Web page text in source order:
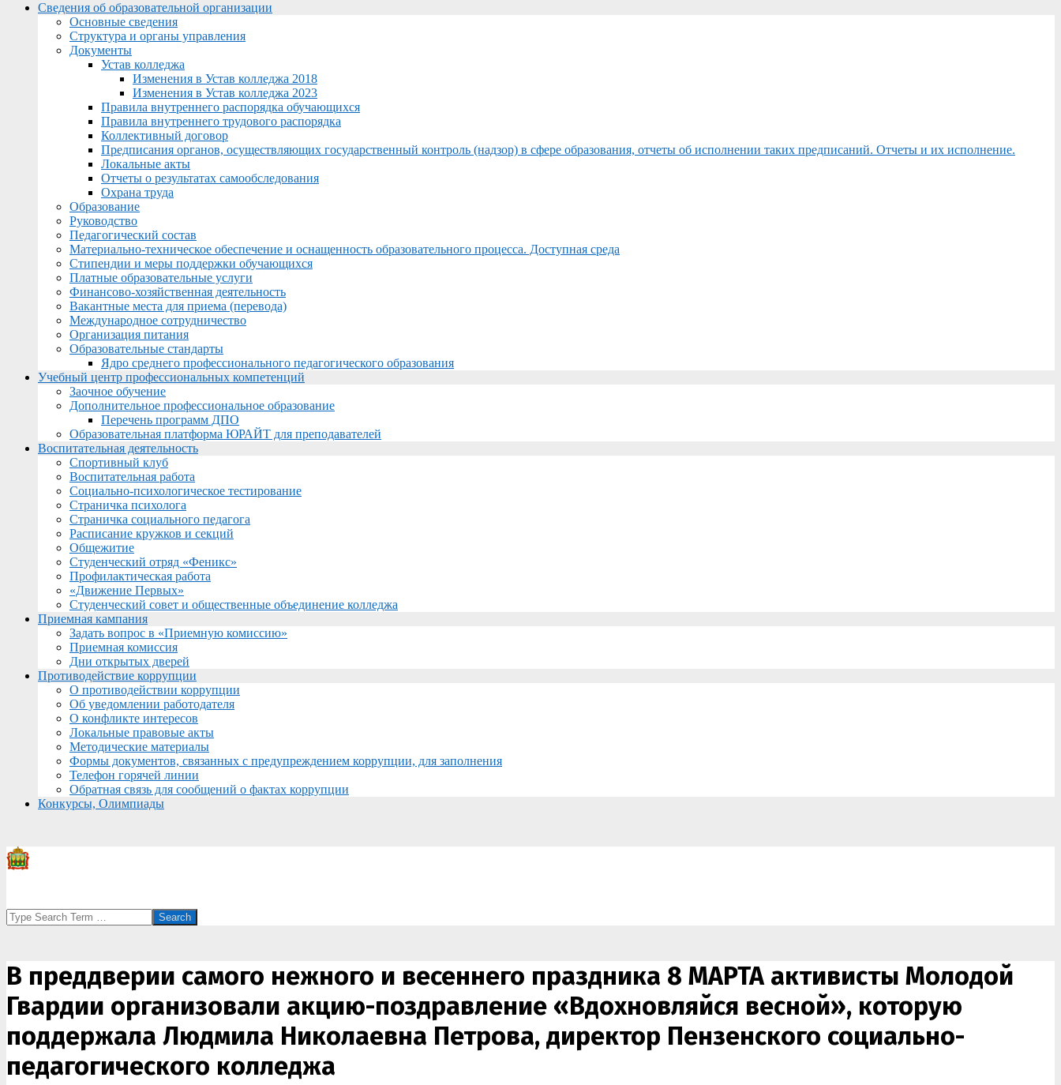
Menu
Сведения об образовательной организации
Основные сведения
Структура и органы управления
Документы
Устав колледжа
Изменения в Устав колледжа 2018
Изменения в Устав колледжа 2023
Правила внутреннего распорядка обучающихся
Правила внутреннего трудового распорядка
Коллективный договор
Предписания органов, осуществляющих государственный контроль (надзор) в сфере образования, отчеты об исполнении таких предписаний. Отчеты и их исполнение.
Локальные акты
Отчеты о результатах самообследования
Охрана труда
Образование
Руководство
Педагогический состав
Материально-техническое обеспечение и оснащенность образовательного процесса. Доступная среда
Стипендии и меры поддержки обучающихся
Платные образовательные услуги
Финансово-хозяйственная деятельность
Вакантные места для приема (перевода)
Международное сотрудничество
Организация питания
Образовательные стандарты
Ядро среднего профессионального педагогического образования
Учебный центр профессиональных компетенций
Заочное обучение
Дополнительное профессиональное образование
Перечень программ ДПО
Образовательная платформа ЮРАЙТ для преподавателей
Воспитательная деятельность
Спортивный клуб
Воспитательная работа
Социально-психологическое тестирование
Страничка психолога
Страничка социального педагога
Расписание кружков и секций
Общежитие
Студенческий отряд «Феникс»
Профилактическая работа
«Движение Первых»
Студенческий совет и общественные объединение колледжа
Приемная кампания
Задать вопрос в «Приемную комиссию»
Приемная комиссия
Дни открытых дверей
Противодействие коррупции
О противодействии коррупции
Об уведомлении работодателя
О конфликте интересов
Локальные правовые акты
Методические материалы
Формы документов, связанных с предупреждением коррупции, для заполнения
Телефон горячей линии
Обратная связь для сообщений о фактах коррупции
Конкурсы, Олимпиады
Search
В преддверии самого нежного и весеннего праздника 8 МАРТА активисты Молодой
Гвардии организовали акцию-поздравление «Вдохновляйся весной», которую
поддержала Людмила Николаевна Петрова, директор Пензенского социально-
педагогического колледжа